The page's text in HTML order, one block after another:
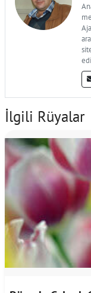
İlgili Rüyalar